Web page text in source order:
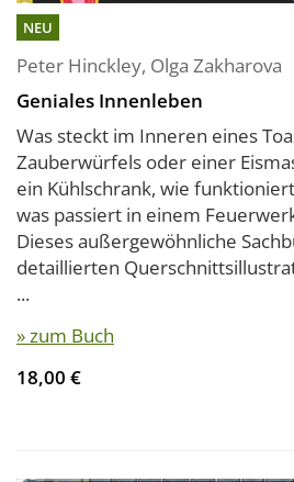
NEU
Peter Hinckley, Olga Zakharova
Geniales Innenleben
Was steckt im Inneren eines
Zauberwürfels oder einer
ein Kühlschrank, wie
was passiert in einem
Dieses außergewöhnliche
detaillierten
...
» zum Buch
18,00 €